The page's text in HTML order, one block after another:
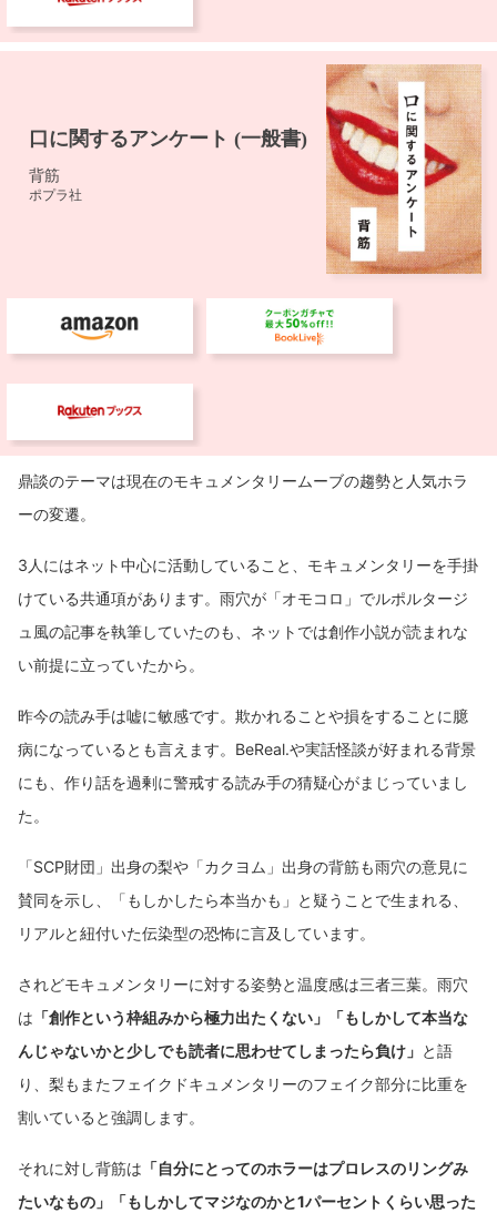
鼎談のテーマは現在のモキュメンタリームーブの趨勢と人気ホラ
ーの変遷。
3人にはネット中心に活動していること、モキュメンタリーを手掛
けている共通項があります。雨穴が「オモコロ」でルポルタージ
ュ風の記事を執筆していたのも、ネットでは創作小説が読まれな
い前提に立っていたから。
昨今の読み手は嘘に敏感です。欺かれることや損をすることに臆
病になっているとも言えます。BeReal.や実話怪談が好まれる背景
にも、作り話を過剰に警戒する読み手の猜疑心がまじっていまし
た。
「SCP財団」出身の梨や「カクヨム」出身の背筋も雨穴の意見に
賛同を示し、「もしかしたら本当かも」と疑うことで生まれる、
リアルと紐付いた伝染型の恐怖に言及しています。
されどモキュメンタリーに対する姿勢と温度感は三者三葉。雨穴
は 「創作という枠組みから極力出たくない」「もしかして本当な
んじゃないかと少しでも読者に思わせてしまったら負け」 と語
り、梨もまたフェイクドキュメンタリーのフェイク部分に比重を
割いていると強調します。
それに対し背筋は 「自分にとってのホラーはプロレスのリングみ
たいなもの」「もしかしてマジなのかと1パーセントくらい思った